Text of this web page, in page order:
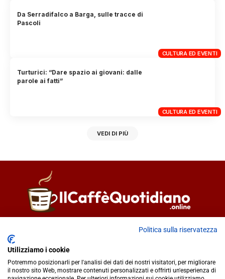
CULTURA ED EVENTI
Da Serradifalco a Barga, sulle tracce di
Pascoli
CULTURA ED EVENTI
Turturici: “Dare spazio ai giovani: dalle
parole ai fatti”
VEDI DI PIÙ
Fiorella Falci
redazione@ilcaffequotidiano.online
C.F. 92076900858
Chi siamo
Politica sulla riservatezza
Utilizziamo i cookie
Potremmo posizionarli per l'analisi dei dati dei nostri visitatori, per migliorare
il nostro sito Web, mostrare contenuti personalizzati e offrirti un'esperienza di